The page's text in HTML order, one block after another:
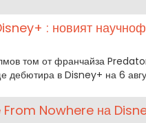
: новият
том от франчайза
дебютира в Disney+ на 6
Nowhere на